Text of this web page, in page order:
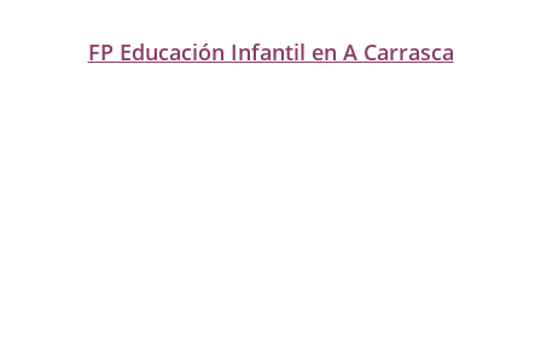
FP Educación Infantil en A Carrasca